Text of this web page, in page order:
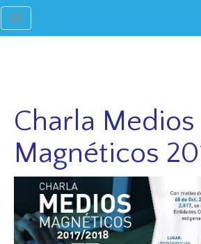
Toggle
navigation
Charla Medios
Magnéticos